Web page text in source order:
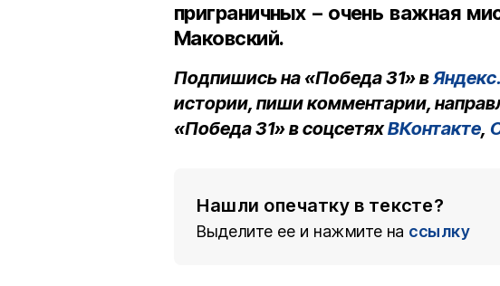
приграничных – очень важная
Маковский.
Подпишись на «Победа 31» в
истории, пиши комментарии,
«Победа 31» в соцсетяхВКонтакте,
Нашли опечатку в тексте?
Выделите ее и нажмите на ссылку